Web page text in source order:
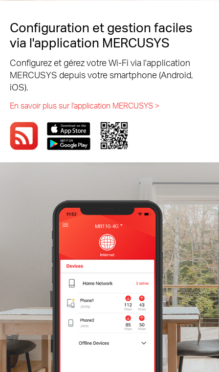
Configuration et gestion faciles
via l'application MERCUSYS
Configurez et gérez votre Wi-Fi via l'application
MERCUSYS depuis votre smartphone (Android,
iOS).
En savoir plus sur l'application MERCUSYS >